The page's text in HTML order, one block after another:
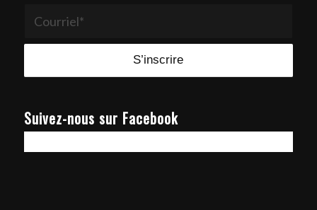
Suivez-nous sur Facebook